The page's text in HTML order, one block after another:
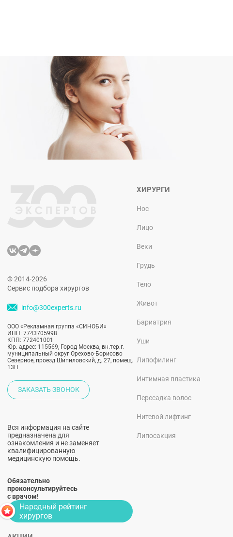
© 2014-2026
Сервис подбора хирургов
info@300experts.ru
ООО «Рекламная группа «СИНОБИ»
ИНН: 7743705998
КПП: 772401001
Юр. адрес: 115569, Город Москва, вн.тер.г.
муниципальный округ Орехово-Борисово
Северное, проезд Шипиловский, д. 27, помещ.
13Н
ЗАКАЗАТЬ ЗВОНОК
Вся информация на сайте
предназначена для
ознакомления и не заменяет
квалифицированную
медицинскую помощь.
Обязательно
проконсультируйтесь
с врачом!
ХИРУРГИ
Нос
Лицо
Веки
Грудь
Тело
Живот
Бариатрия
Уши
Липофилинг
Интимная пластика
Пересадка волос
Нитевой лифтинг
Липосакция
Народный рейтинг
хирургов